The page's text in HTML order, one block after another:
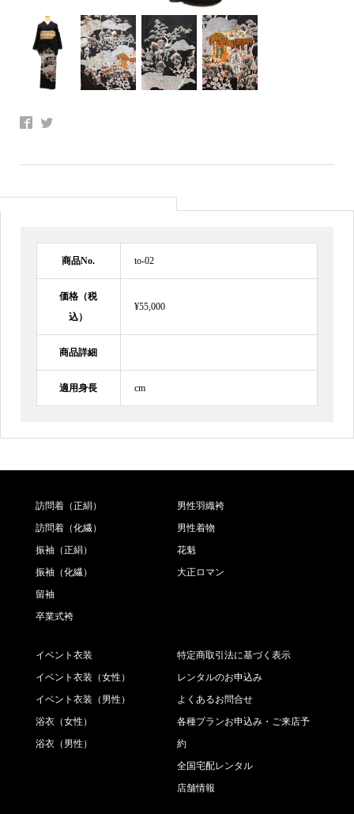
商品No. to-02
価格（税
込）
¥55,000
商品詳細
適用身長 cm
訪問着（正絹）
訪問着（化繊）
振袖（正絹）
振袖（化繊）
留袖
卒業式袴
男性羽織袴
男性着物
花魁
大正ロマン
イベント衣装
イベント衣装（女性）
イベント衣装（男性）
浴衣（女性）
浴衣（男性）
特定商取引法に基づく表示
レンタルのお申込み
よくあるお問合せ
各種プランお申込み・ご来店予
約
全国宅配レンタル
店舗情報